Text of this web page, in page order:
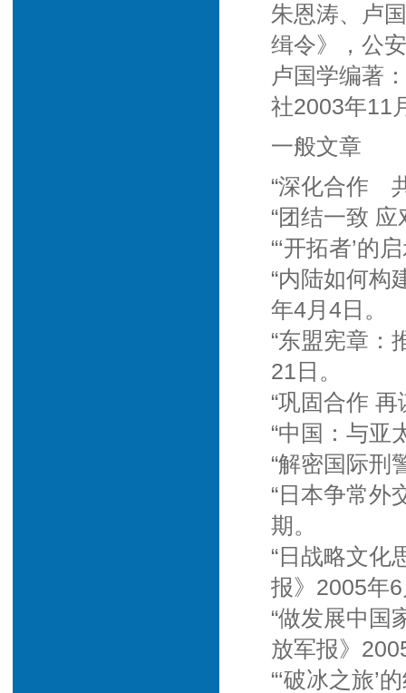
朱恩涛、卢
缉令》，公
卢国学编著
社2003年11
一般文章
“深化合作
“团结一致
“‘开拓者’的
“内陆如何构
年4月4日。
“东盟宪章：
21日。
“巩固合作
“中国：与亚
“解密国际刑
“日本争常外
期。
“日战略文化
报》2005年
“做发展中
放军报》
“‘破冰之旅